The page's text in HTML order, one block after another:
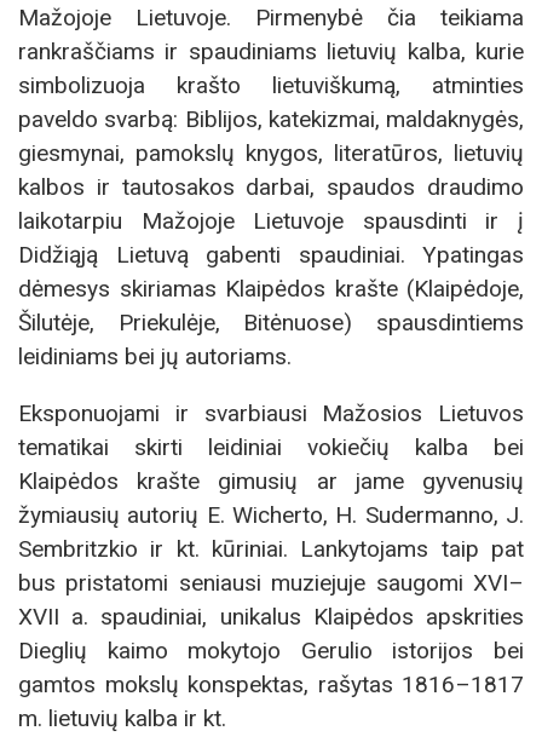
Mažojoje Lietuvoje. Pirmenybė čia teikiama
rankraščiams ir spaudiniams lietuvių kalba, kurie
simbolizuoja krašto lietuviškumą, atminties
paveldo svarbą: Biblijos, katekizmai, maldaknygės,
giesmynai, pamokslų knygos, literatūros, lietuvių
kalbos ir tautosakos darbai, spaudos draudimo
laikotarpiu Mažojoje Lietuvoje spausdinti ir į
Didžiąją Lietuvą gabenti spaudiniai. Ypatingas
dėmesys skiriamas Klaipėdos krašte (Klaipėdoje,
Šilutėje, Priekulėje, Bitėnuose) spausdintiems
leidiniams bei jų autoriams.
Eksponuojami ir svarbiausi Mažosios Lietuvos
tematikai skirti leidiniai vokiečių kalba bei
Klaipėdos krašte gimusių ar jame gyvenusių
žymiausių autorių E. Wicherto, H. Sudermanno, J.
Sembritzkio ir kt. kūriniai. Lankytojams taip pat
bus pristatomi seniausi muziejuje saugomi XVI–
XVII a. spaudiniai, unikalus Klaipėdos apskrities
Dieglių kaimo mokytojo Gerulio istorijos bei
gamtos mokslų konspektas, rašytas 1816–1817
m. lietuvių kalba ir kt.